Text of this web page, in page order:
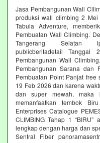
Jasa Pembangunan Wall
produksi wall climbing 2
Tabula Adventure,
Pembuatan Wall Climbing.
Tangerang Selatan
publicberitadetail
Pembangunan Wall
Pembangunan Sarana dan
Pembuatan Point Panjat
19 Feb 2026 dan karena
dan super mewah, maka
memanfaatkan tembok
Enterprises Catalogue
CLIMBING Tahap 1 “BIRU”
lengkap dengan harga dan
Sentral Fiber